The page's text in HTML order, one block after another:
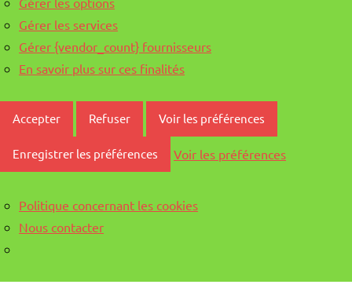
Gérer les services
Gérer {vendor_count} fournisseurs
En savoir plus sur ces finalités
Accepter Refuser Voir les préférences
Enregistrer les préférences Voir les préférences
Politique concernant les cookies
Nous contacter